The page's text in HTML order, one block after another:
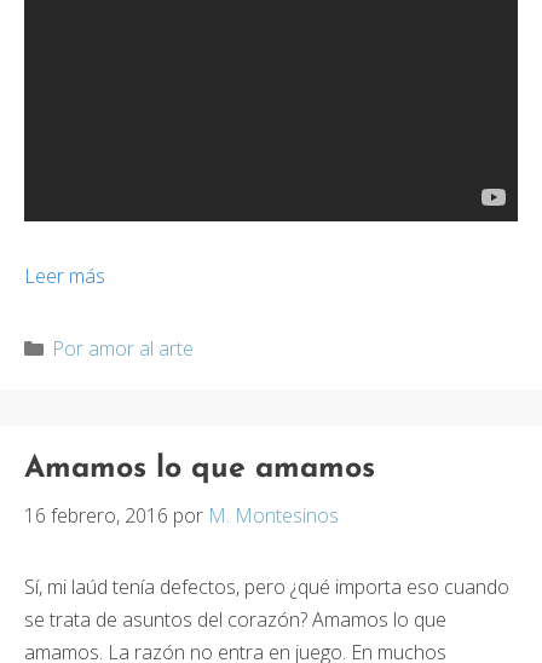
Leer más
Categorías
Por amor al arte
Amamos lo que amamos
16 febrero, 2016 por M. Montesinos
Sí, mi laúd tenía defectos, pero ¿qué importa eso cuando
se trata de asuntos del corazón? Amamos lo que
amamos. La razón no entra en juego. En muchos